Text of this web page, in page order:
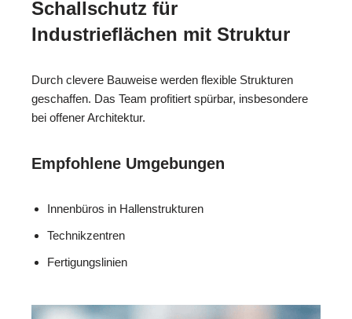
Schallschutz für
Industrieflächen mit Struktur
Durch clevere Bauweise werden flexible Strukturen
geschaffen. Das Team profitiert spürbar, insbesondere
bei offener Architektur.
Empfohlene Umgebungen
Innenbüros in Hallenstrukturen
Technikzentren
Fertigungslinien